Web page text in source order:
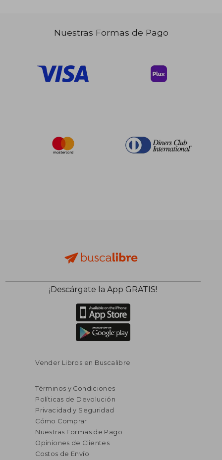
$ 24.19
$ 13.31
45%
Nuestras Formas de Pago
¡Descárgate la App GRATIS!
Vender Libros en Buscalibre
Términos y Condiciones
Políticas de Devolución
Privacidad y Seguridad
Cómo Comprar
Nuestras Formas de Pago
Opiniones de Clientes
Costos de Envío